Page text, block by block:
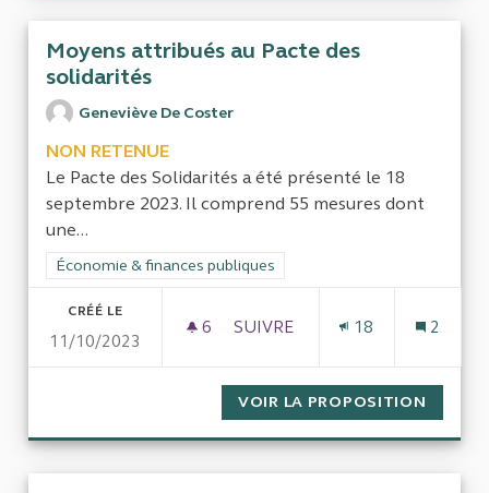
Moyens attribués au Pacte des
solidarités
Geneviève De Coster
NON RETENUE
Le Pacte des Solidarités a été présenté le 18
septembre 2023. Il comprend 55 mesures dont
une...
Filtrer les résultats de la catégorie : Économie & finances
Économie & finances publiques
CRÉÉ LE
11/10/2023
6 6 ABONNÉS
SUIVRE
18 2
VOIR LA PROPOSITION